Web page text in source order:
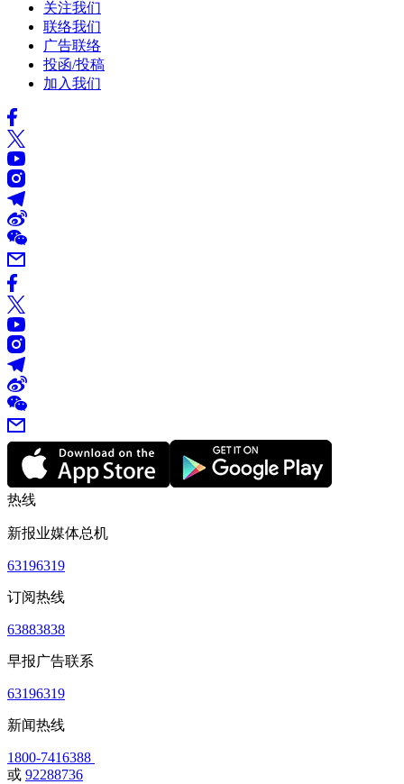
关注我们
联络我们
广告联络
投函/投稿
加入我们
热线
新报业媒体总机
63196319
订阅热线
63883838
早报广告联系
63196319
新闻热线
1800-7416388
或 92288736